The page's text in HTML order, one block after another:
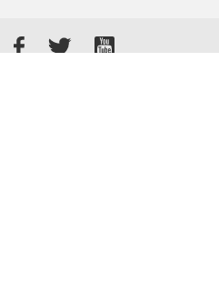
FacebookTwitterYouTube